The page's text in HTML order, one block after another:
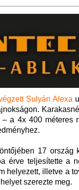
Sulyán Alexa
a 4x 400
17 ország
érve teljesítette a
helyezett, illetve a
szerezte meg.